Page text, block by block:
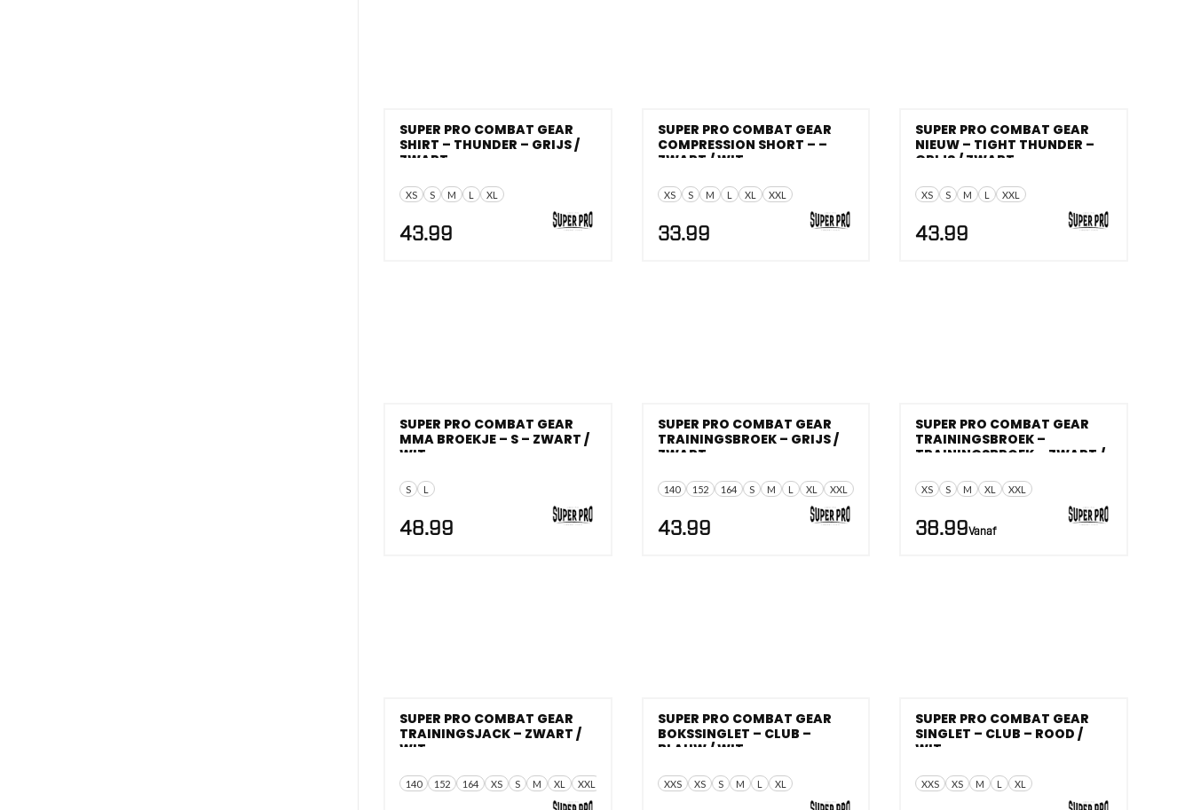
XS S M L XL
SUPER PRO COMBAT GEAR
SHIRT – THUNDER – GRIJS /
ZWART
43.99
XS S M L XL XXL
SUPER PRO COMBAT GEAR
COMPRESSION SHORT – –
ZWART / WIT
33.99
XS S M L XXL
SUPER PRO COMBAT GEAR
NIEUW – TIGHT THUNDER –
GRIJS / ZWART
43.99
S L
SUPER PRO COMBAT GEAR
MMA BROEKJE – S – ZWART /
WIT
48.99
140 152 164 S M L XL XXL
SUPER PRO COMBAT GEAR
TRAININGSBROEK – GRIJS /
ZWART
43.99
XS S M XL XXL
SUPER PRO COMBAT GEAR
TRAININGSBROEK –
TRAININGSBROEK – ZWART /
Vanaf
38.99
140 152 164 XS S M XL XXL
SUPER PRO COMBAT GEAR
TRAININGSJACK – ZWART /
WIT
XXS XS S M L XL
SUPER PRO COMBAT GEAR
BOKSSINGLET – CLUB –
BLAUW / WIT
XXS XS M L XL
SUPER PRO COMBAT GEAR
SINGLET – CLUB – ROOD /
WIT